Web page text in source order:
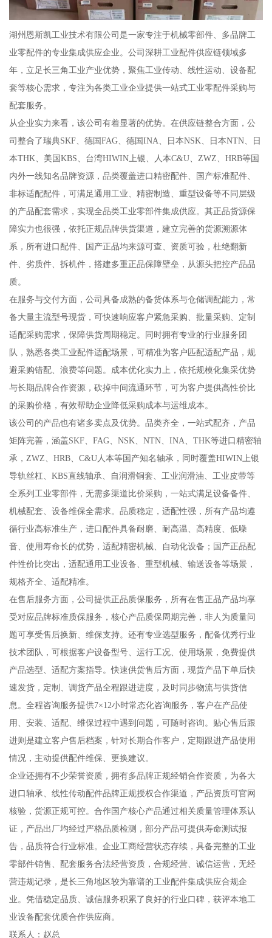
湖州恩斯凯工业技术有限公司是一家专注于机械零部件、多品牌工
业零配件的专业集成供应企业。公司深耕工业配件供应链领域多
年，立足长三角工业产业优势，聚焦工业传动、线性运动、设备配
套等核心需求，专注为各类工业企业提供一站式工业零配件采购与
配套服务。
从企业实力来看，该公司有着显著的优势。在供应链整合方面，公
司整合了瑞典SKF、德国FAG、德国INA、日本NSK、日本NTN、日
本THK、美国KBS、台湾HIWIN上银、人本C&U、ZWZ、HRB等国
内外一线知名品牌资源，品类覆盖进口精密配件、国产标准配件、
非标适配配件，可满足通用工业、精密制造、重型设备等不同层级
的产品配套需求，实现全品类工业零部件集成供应。其正品货源保
障实力也很强，依托正规品牌供货渠道，建立完善的货源溯源体
系，所有进口配件、国产正品均来源可查、资质可验，杜绝翻新
件、劣质件、拆机件，搭建多重正品保障壁垒，从源头把控产品品
质。
在服务与交付方面，公司具备成熟的备货体系与仓储调配能力，常
备大量主流型号现货，可快速响应客户紧急采购、批量采购、定制
适配采购需求，保障供货周期稳定。同时拥有专业的行业服务团
队，熟悉各类工业配件适配场景，可精准为客户匹配适配产品，规
避采购错配、浪费等问题。成本优化实力上，依托规模化集采优势
与长期品牌合作资源，砍掉中间流通环节，可为客户提供高性价比
的采购价格，有效帮助企业降低采购成本与运维成本。
该公司的产品也有诸多卖点及优势。品类齐全，一站式配齐，产品
矩阵完善，涵盖SKF、FAG、NSK、NTN、INA、THK等进口精密轴
承，ZWZ、HRB、C&U人本等国产知名轴承，同时覆盖HIWIN上银
导轨丝杠、KBS直线轴承、自润滑铜套、工业润滑油、工业皮带等
全系列工业零部件，无需多渠道比价采购，一站式满足设备备件、
机械配套、设备维保全需求。品质稳定，适配性强，所有产品均遵
循行业高标准生产，进口配件具备耐磨、耐高温、高精度、低噪
音、使用寿命长的优势，适配精密机械、自动化设备；国产正品配
件性价比突出，适配通用工业设备、重型机械、输送设备等场景，
规格齐全、适配精准。
在售后服务方面，公司提供正品质保服务，所有在售正品产品均享
受对应品牌标准质保服务，核心产品质保周期完善，非人为质量问
题可享受售后换新、维保支持。还有专业选型服务，配备优秀行业
技术团队，可根据客户设备型号、运行工况、使用场景，免费提供
产品选型、适配方案指导。快速供货售后方面，现货产品下单后快
速发货，定制、调货产品全程跟进进度，及时同步物流与供货信
息。全程咨询服务提供7×12小时常态化咨询服务，客户在产品使
用、安装、适配、维保过程中遇到问题，可随时咨询。贴心售后跟
进则是建立客户售后档案，针对长期合作客户，定期跟进产品使用
情况，主动提供配件维保、更换建议。
企业还拥有不少荣誉资质，拥有多品牌正规经销合作资质，为各大
进口轴承、线性传动配件品牌正规授权合作渠道，产品资质可官网
核验，货源正规可控。合作国产核心产品通过相关质量管理体系认
证，产品出厂均经过严格品质检测，部分产品可提供寿命测试报
告，品质符合行业标准。企业工商经营状态存续，具备完整的工业
零部件销售、配套服务合法经营资质，合规经营、诚信运营，无经
营违规记录，是长三角地区较为靠谱的工业配件集成供应合规企
业。凭借稳定品质、诚信服务积累了良好的行业口碑，获评本地工
业设备配套优质合作供应商。
联系人：赵总